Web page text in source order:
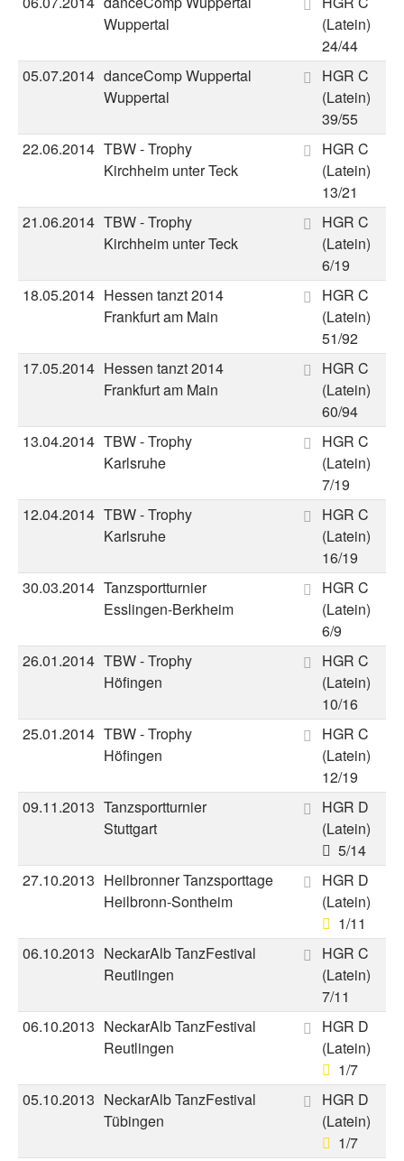
Wuppertal
(Latein)
24/44
05.07.2014 danceComp Wuppertal
Wuppertal
HGR C
(Latein)
39/55
22.06.2014 TBW - Trophy
Kirchheim unter Teck
HGR C
(Latein)
13/21
21.06.2014 TBW - Trophy
Kirchheim unter Teck
HGR C
(Latein)
6/19
18.05.2014 Hessen tanzt 2014
Frankfurt am Main
HGR C
(Latein)
51/92
17.05.2014 Hessen tanzt 2014
Frankfurt am Main
HGR C
(Latein)
60/94
13.04.2014 TBW - Trophy
Karlsruhe
HGR C
(Latein)
7/19
12.04.2014 TBW - Trophy
Karlsruhe
HGR C
(Latein)
16/19
30.03.2014 Tanzsportturnier
Esslingen-Berkheim
HGR C
(Latein)
6/9
26.01.2014 TBW - Trophy
Höfingen
HGR C
(Latein)
10/16
25.01.2014 TBW - Trophy
Höfingen
HGR C
(Latein)
12/19
09.11.2013 Tanzsportturnier
Stuttgart
HGR D
(Latein)
5/14
27.10.2013 Heilbronner Tanzsporttage
Heilbronn-Sontheim
HGR D
(Latein)
1/11
06.10.2013 NeckarAlb TanzFestival
Reutlingen
HGR C
(Latein)
7/11
06.10.2013 NeckarAlb TanzFestival
Reutlingen
HGR D
(Latein)
1/7
05.10.2013 NeckarAlb TanzFestival
Tübingen
HGR D
(Latein)
1/7